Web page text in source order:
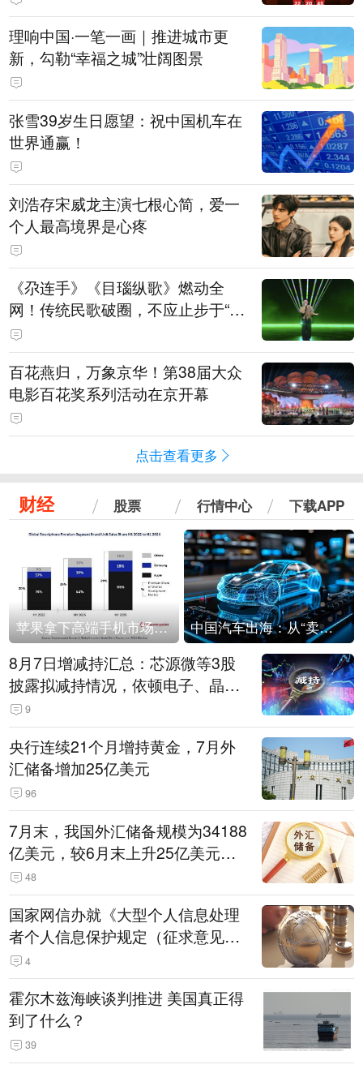
理响中国·一笔一画｜推进城市更
新，勾勒“幸福之城”壮阔图景
张雪39岁生日愿望：祝中国机车在
世界通赢！
刘浩存宋威龙主演七根心简，爱一
个人最高境界是心疼
《尕连手》《目瑙纵歌》燃动全
网！传统民歌破圈，不应止步于“上
头”
百花燕归，万象京华！第38届大众
电影百花奖系列活动在京开幕
点击查看更多
财经 股票 行情中心 下载APP
苹果拿下高端手机市场65%的份额：iPhone 17系列功不可没 中国汽车出海：从“卖出去”到“走进去”
8月7日增减持汇总：芯源微等3股
披露拟减持情况，依顿电子、晶华
微拟增持（表）
9
央行连续21个月增持黄金，7月外
汇储备增加25亿美元
96
7月末，我国外汇储备规模为34188
亿美元，较6月末上升25亿美元，
升幅为0.07%
48
国家网信办就《大型个人信息处理
者个人信息保护规定（征求意见
稿）》公开征求意见
4
霍尔木兹海峡谈判推进 美国真正得
到了什么？
39